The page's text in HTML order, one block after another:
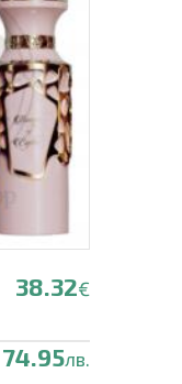
38.32€
74.95лв.